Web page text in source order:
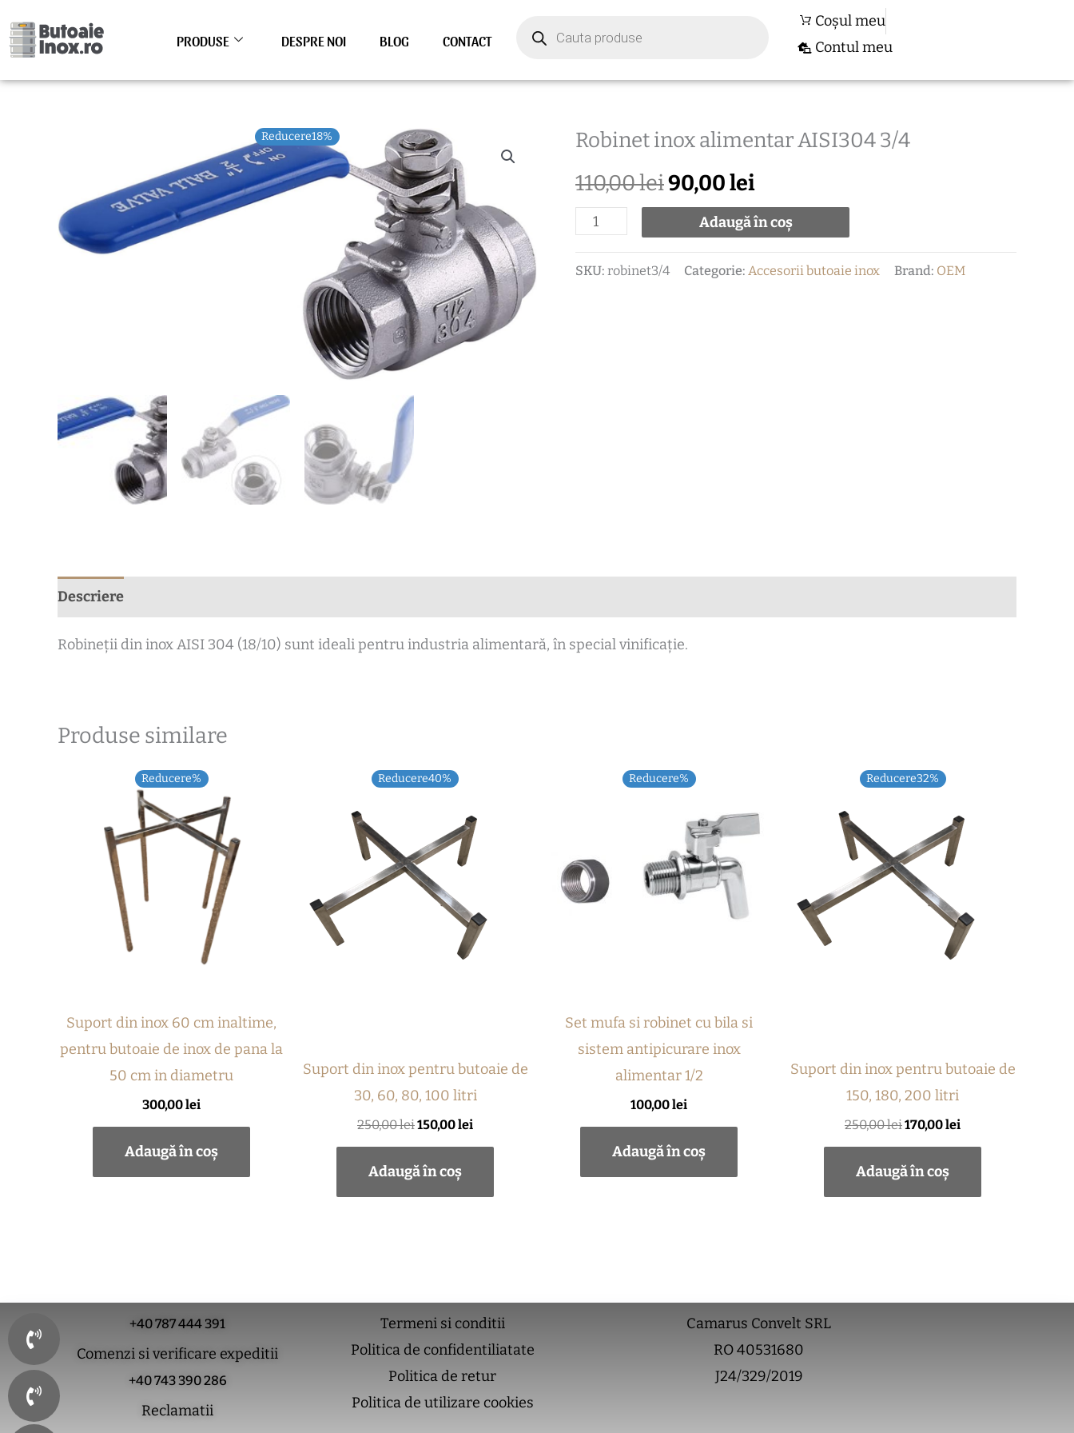
to
PRODUSE DESPRE NOI BLOG CONTACT
search
Coșul meu
Contul meu
Reducere18% Robinet inox alimentar AISI304 3/4
110,00lei
Prețul
inițial
fost:
90,00lei
Prețul
curent
este:
90,00 lei.
Cantitate
inox
alimentar
3/4
Adaugă în coș
SKU: robinet3/4 Categorie: Accesorii butoaie inox Brand: OEM
Descriere
Robineții din inox AISI 304 (18/10) sunt ideali pentru industria alimentară, în special vinificație.
Produse similare
Reducere%
Suport din inox 60 cm inaltime,
pentru butoaie de inox de pana la
50 cm in diametru
300,00lei
Adaugă în coș
Reducere40%
Suport din inox pentru butoaie de
30, 60, 80, 100 litri
250,00lei
Prețul
250,00 lei.
150,00lei
150,00 lei.
Adaugă în coș
Reducere%
Set mufa si robinet cu bila si
sistem antipicurare inox
alimentar 1/2
100,00lei
Adaugă în coș
Reducere32%
Suport din inox pentru butoaie de
150, 180, 200 litri
250,00lei
Prețul
250,00 lei.
170,00lei
170,00 lei.
Adaugă în coș
+40 787 444 391
Comenzi si verificare expeditii
+40 743 390 286
Reclamatii
Termeni si conditii
Politica de confidentiliatate
Politica de retur
Politica de utilizare cookies
Camarus Convelt SRL
RO 40531680
J24/329/2019